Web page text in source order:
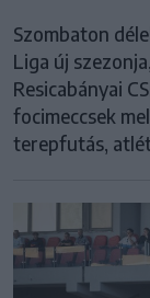
Szombaton
Liga új
Resicabányai
focimeccsek
terepfutás,